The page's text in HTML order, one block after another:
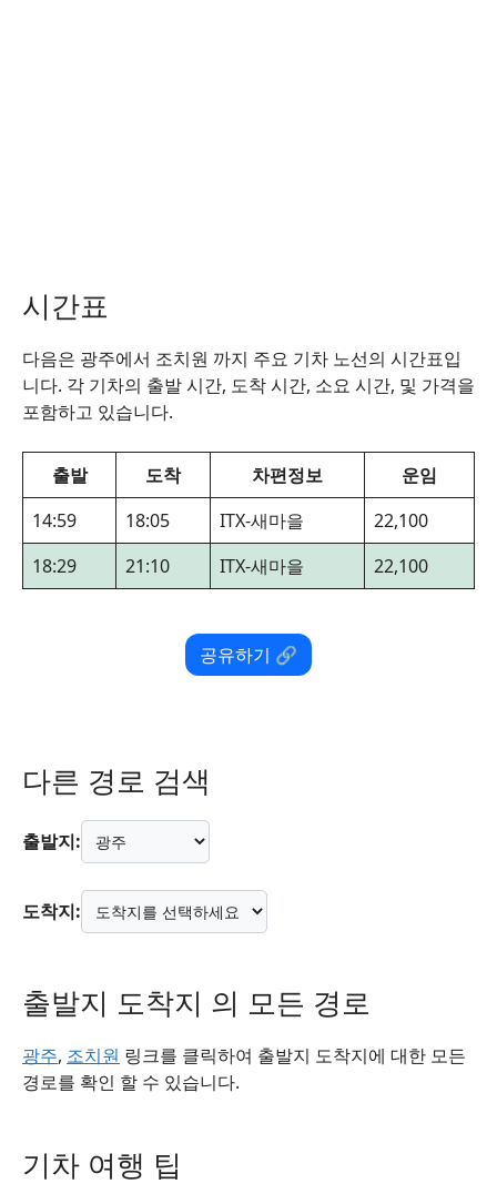
시간표
다음은 광주에서 조치원 까지 주요 기차 노선의 시간표입
니다. 각 기차의 출발 시간, 도착 시간, 소요 시간, 및 가격을
포함하고 있습니다.
출발 도착 차편정보
운임
14:59
18:05 ITX-새마을
22,100
18:29
21:10 ITX-새마을 22,100
공유하기 🔗
다른 경로 검색
출발지:
도착지:
출발지 도착지 의 모든 경로
광주, 조치원 링크를 클릭하여 출발지 도착지에 대한 모든
경로를 확인 할 수 있습니다.
기차 여행 팁